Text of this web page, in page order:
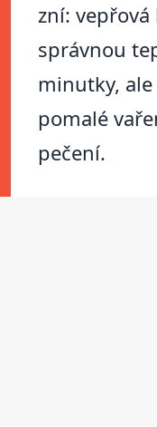
zní:
správnou
minutky,
pomalé
pečení.